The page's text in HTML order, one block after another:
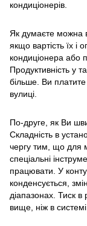
кондиціонерів.
Як думаєте можна
якщо вартість їх і
кондиціонера або
Продуктивність у
більше. Ви
вулиці.
По-друге, як Ви
Складність в
чергу тим, що для
спеціальні
працювати. У
конденсується,
діапазонах. Тиск в
вище, ніж в